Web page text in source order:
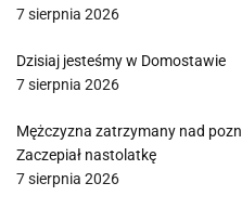
7 sierpnia 2026
Dzisiaj jesteśmy w Domostawie
7 sierpnia 2026
Mężczyzna zatrzymany nad
Zaczepiał nastolatkę
7 sierpnia 2026